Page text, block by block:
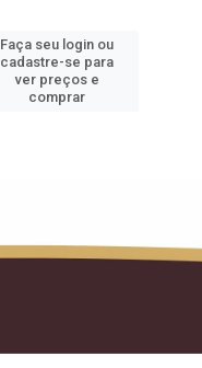
Faça seu login ou
cadastre-se para
ver preços e
comprar